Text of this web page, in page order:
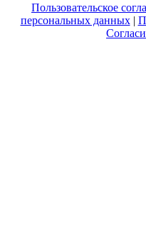
Пользовательское
персональных данных|